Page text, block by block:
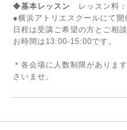
◆基本レッスン
レッスン料
●横浜アトリエスクールにて開
日程は受講ご希望の方とご相
お時間は13:00-15:00です。
＊各会場に人数制限がありま
さいませ。